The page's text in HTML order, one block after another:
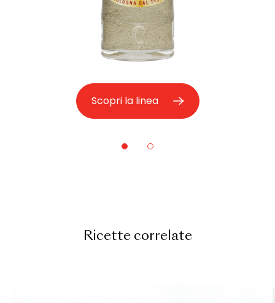
Scopri la linea
Ricette correlate